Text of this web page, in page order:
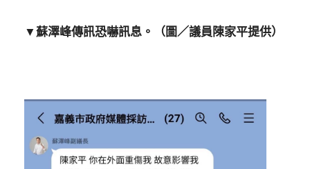
▼蘇澤峰傳訊恐嚇訊息。（圖／議員陳家平提供）